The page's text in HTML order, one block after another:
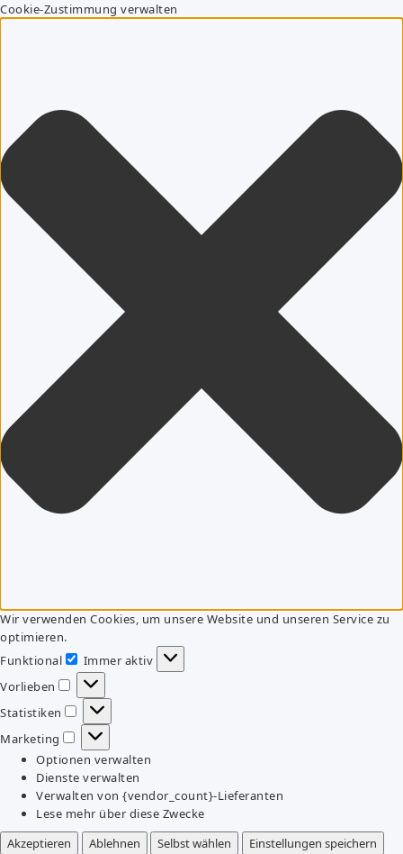
Cookie-Zustimmung verwalten
Wir verwenden Cookies, um unsere Website und unseren Service zu
optimieren.
Funktional
Funktional
Immer aktiv
Vorlieben
Vorlieben
Statistiken
Statistiken
Marketing
Marketing
Optionen verwalten
Dienste verwalten
Verwalten von {vendor_count}-Lieferanten
Lese mehr über diese Zwecke
Akzeptieren
Ablehnen Selbst wählen
Einstellungen speichern